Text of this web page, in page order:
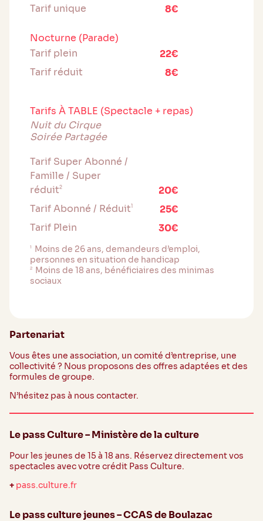
Tarif unique
8€
Nocturne (Parade)
Tarif plein
22€
Tarif réduit
8€
Tarifs À TABLE (Spectacle + repas)
Nuit du Cirque
Soirée Partagée
Tarif Super Abonné /
Famille / Super
réduit2
20€
Tarif Abonné / Réduit1
25€
Tarif Plein
30€
1
Moins de 26 ans, demandeurs d’emploi,
personnes en situation de handicap
2
Moins de 18 ans, bénéficiaires des minimas
sociaux
Partenariat
Vous êtes une association, un comité d’entreprise, une
collectivité ? Nous proposons des offres adaptées et des
formules de groupe.
N’hésitez pas à nous contacter.
Le pass Culture – Ministère de la culture
Pour les jeunes de 15 à 18 ans. Réservez directement vos
spectacles avec votre crédit Pass Culture.
+ pass.culture.fr
Le pass culture jeunes – CCAS de Boulazac